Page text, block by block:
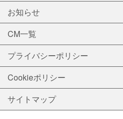
お知らせ
CM一覧
プライバシーポリシー
Cookieポリシー
サイトマップ